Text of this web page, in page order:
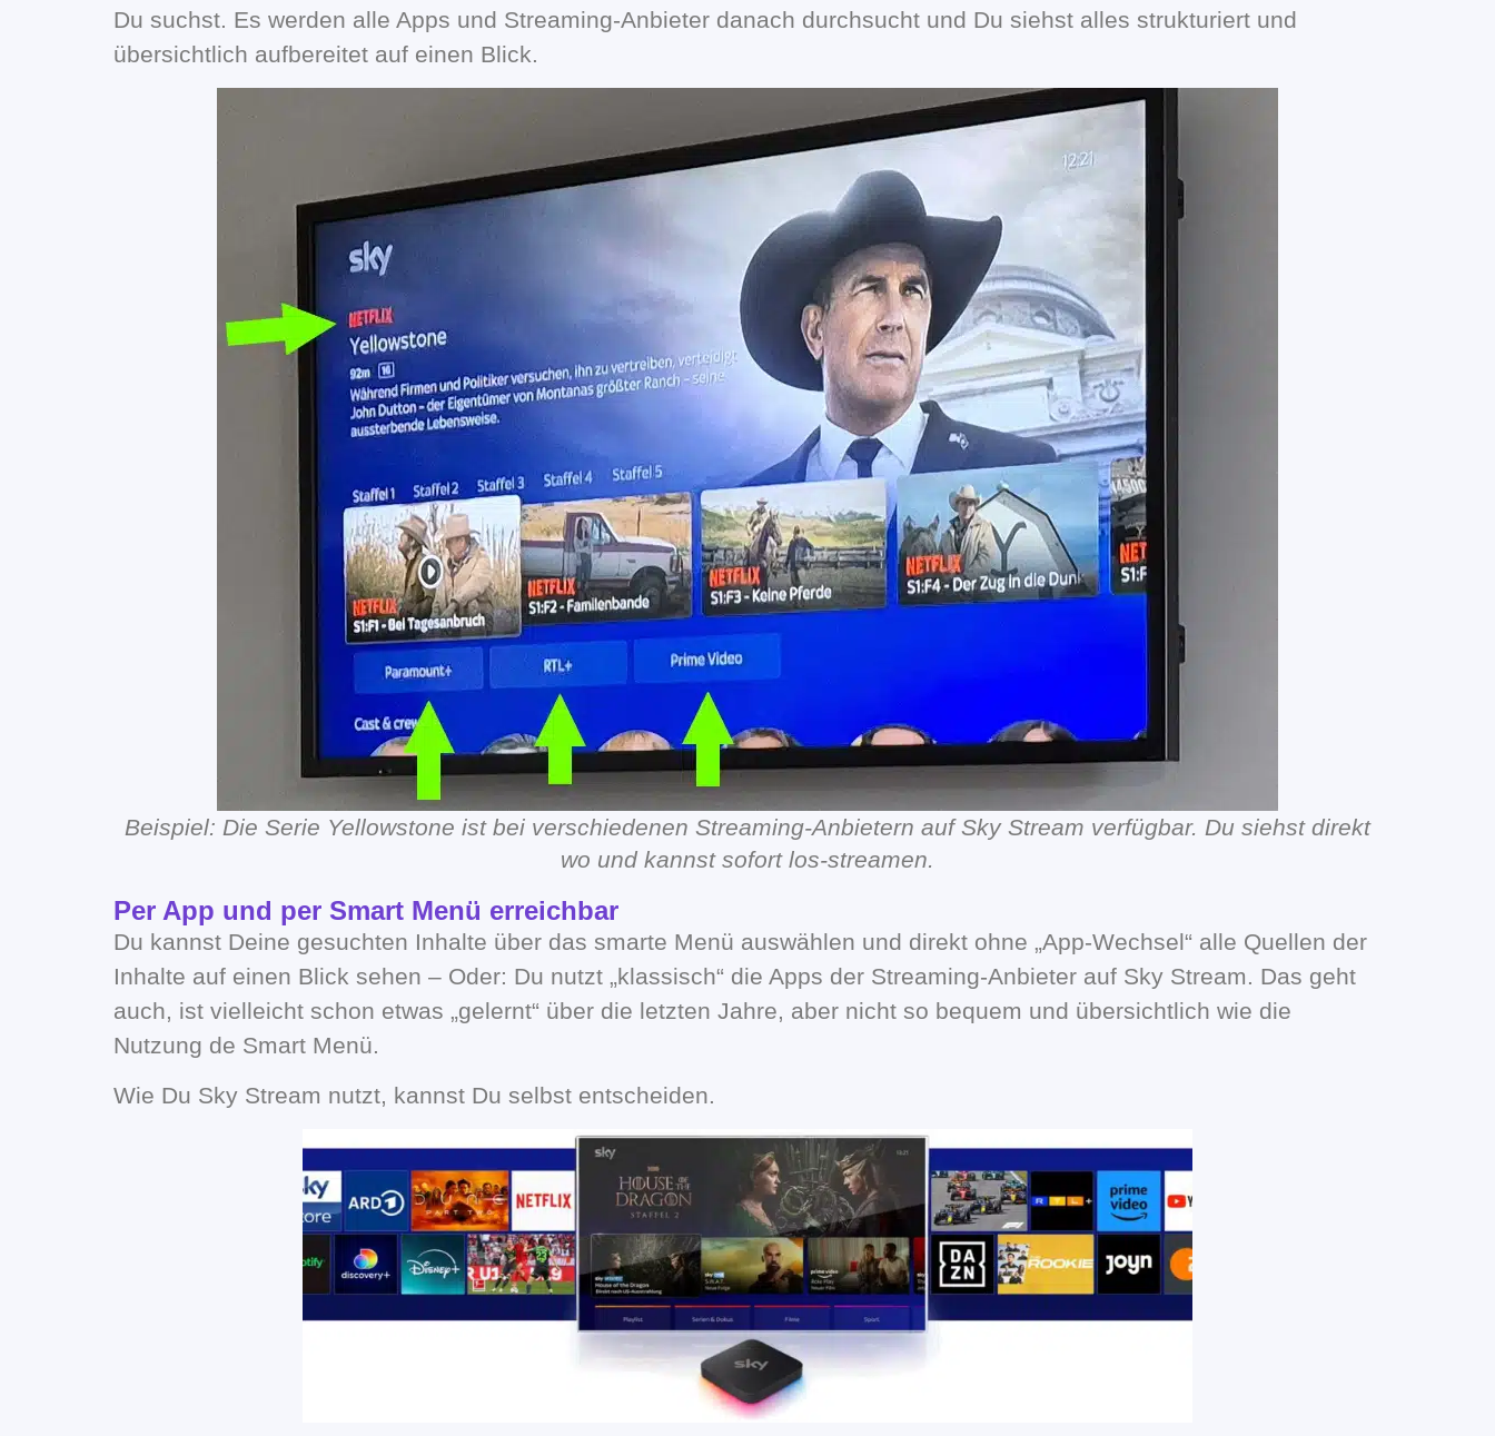
Du suchst. Es werden alle Apps und Streaming-Anbieter danach durchsucht und Du siehst alles strukturiert und
übersichtlich aufbereitet auf einen Blick.
Beispiel: Die Serie Yellowstone ist bei verschiedenen Streaming-Anbietern auf Sky Stream verfügbar. Du siehst direkt
wo und kannst sofort los-streamen.
Per App und per Smart Menü erreichbar
Du kannst Deine gesuchten Inhalte über das smarte Menü auswählen und direkt ohne „App-Wechsel“ alle Quellen der
Inhalte auf einen Blick sehen – Oder: Du nutzt „klassisch“ die Apps der Streaming-Anbieter auf Sky Stream. Das geht
auch, ist vielleicht schon etwas „gelernt“ über die letzten Jahre, aber nicht so bequem und übersichtlich wie die
Nutzung de Smart Menü.
Wie Du Sky Stream nutzt, kannst Du selbst entscheiden.